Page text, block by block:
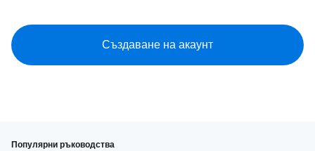
Популярни ръководства